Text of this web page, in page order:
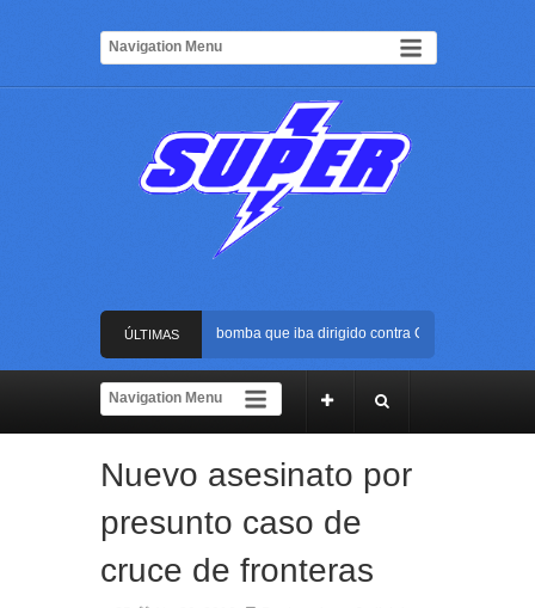
ÚLTIMAS
NOTICIAS
Frustran atentado con bus bomba que iba dirigido contra Cali durante la
La Arena USC será el escenario de la posesión presidencial de Abelardo de
Rápida reacción policial evitó que presunto agresor escapara tras atacar a
Frustran atentado con bus bomba que iba dirigido contra Cali durante la
Nuevo asesinato por
presunto caso de
cruce de fronteras